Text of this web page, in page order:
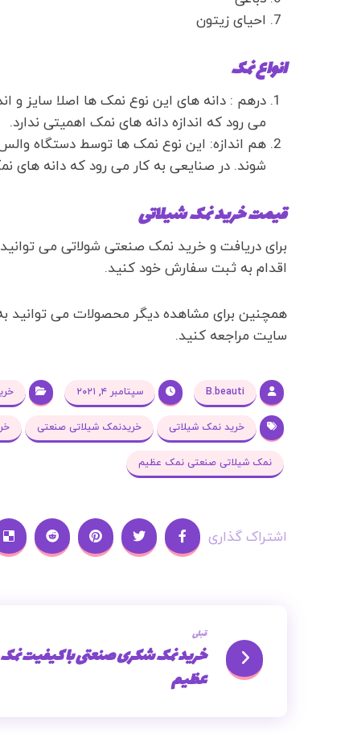
احیای زیتون
انواع نمک
درهم : دانه های این نوع نمک ها اصلا سایز و
می رود که اندازه دانه های نمک اهمیتی ندارد.
هم اندازه: این نوع نمک ها توسط دستگاه
شوند. در صنایعی به کار می رود که دانه های
قیمت خرید نمک شیلاتی
برای دریافت و خرید نمک صنعتی شولاتی می
اقدام به ثبت سفارش خود کنید.
همچنین برای مشاهده دیگر محصولات می توانید
سایت مراجعه کنید.
B.beauti سپتامبر ۴, ۲۰۲۱
خرید نمک شیلاتی خریدنمک شیلاتی صنعتی
نمک شیلاتی صنعتی نمک عظیم
قبلی
خرید نمک شکری صنعتی با کیفیت نمک
عظیم